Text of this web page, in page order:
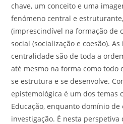
chave, um conceito e uma
fenómeno central e
(imprescindível na formação de
social (socialização e coesão).
centralidade são de toda a
até mesmo na forma como todo
se estrutura e se desenvolve.
epistemológica é um dos temas
Educação, enquanto domínio
investigação. É nesta